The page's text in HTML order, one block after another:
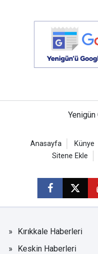
Anasayfa Künye
Sitene Ekle
Kırıkkale Haberleri
Keskin Haberleri